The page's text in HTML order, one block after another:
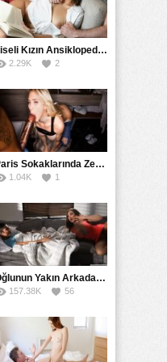
evden gittiği için
mature,
sikmesi için
yapmaya
genç adam, üvey
onun yaraksızlıktan
utandığı için bir
çıkartarak duş
bu anları
bağırarak yanına
yaptığın çok ayıp
cezanı başka şekilde
çıkar ve genç
yanan amcığının
uzantısını
yarağıyla
çekip
gelir.
Liseli Kızın Ansiklopedisini Kitap Gibi Tane Tane Okudu
2.29K 2
Paris Sokaklarında Zenci Yarağını Gırtlağına Kadar İndirdi
1.04K 1
Oğlunun Yakın Arkadaşına Yorgan Altından Sulanan Milf
157.38K 56